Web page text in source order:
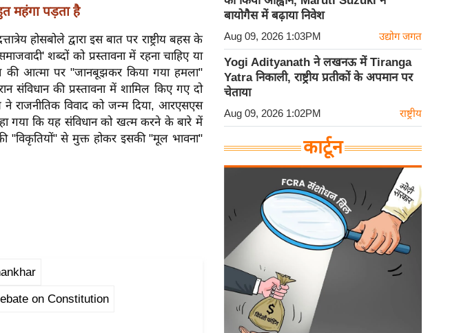
महंगा पड़ता है
होसबोले द्वारा इस बात पर राष्ट्रीय बहस के
शब्दों को प्रस्तावना में रहना चाहिए या
की आत्मा पर "जानबूझकर किया गया हमला"
संविधान की प्रस्तावना में शामिल किए गए दो
ने राजनीतिक विवाद को जन्म दिया, आरएसएस
गया कि यह संविधान को खत्म करने के बारे में
"विकृतियों" से मुक्त होकर इसकी "मूल भावना"
on Constitution
बायोगैस में बढ़ाया निवेश
Aug 09, 2026 1:03PM उद्योग जगत
Yogi Adityanath ने लखनऊ में Tiranga
Yatra निकाली, राष्ट्रीय प्रतीकों के अपमान पर
चेताया
Aug 09, 2026 1:02PM राष्ट्रीय
कार्टून